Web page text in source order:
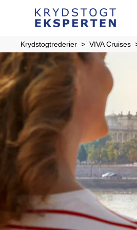
Krydstogtrederier VIVA Cruises